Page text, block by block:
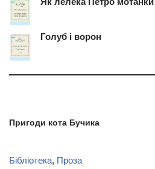
Голуб і ворон
Пригоди кота Бучика
Бібліотека, Проза